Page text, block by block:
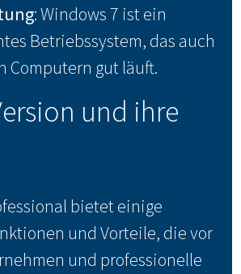
: Windows 7 ist ein
Betriebssystem, das auch
Computern gut läuft.
und ihre
bietet einige
und Vorteile, die vor
und professionelle